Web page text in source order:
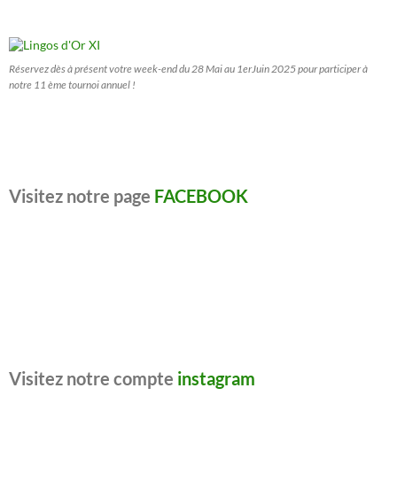
Réservez dès à présent votre week-end du 28 Mai au 1erJuin 2025 pour participer à
notre 11 ème tournoi annuel !
Visitez notre page FACEBOOK
Visitez notre compte instagram